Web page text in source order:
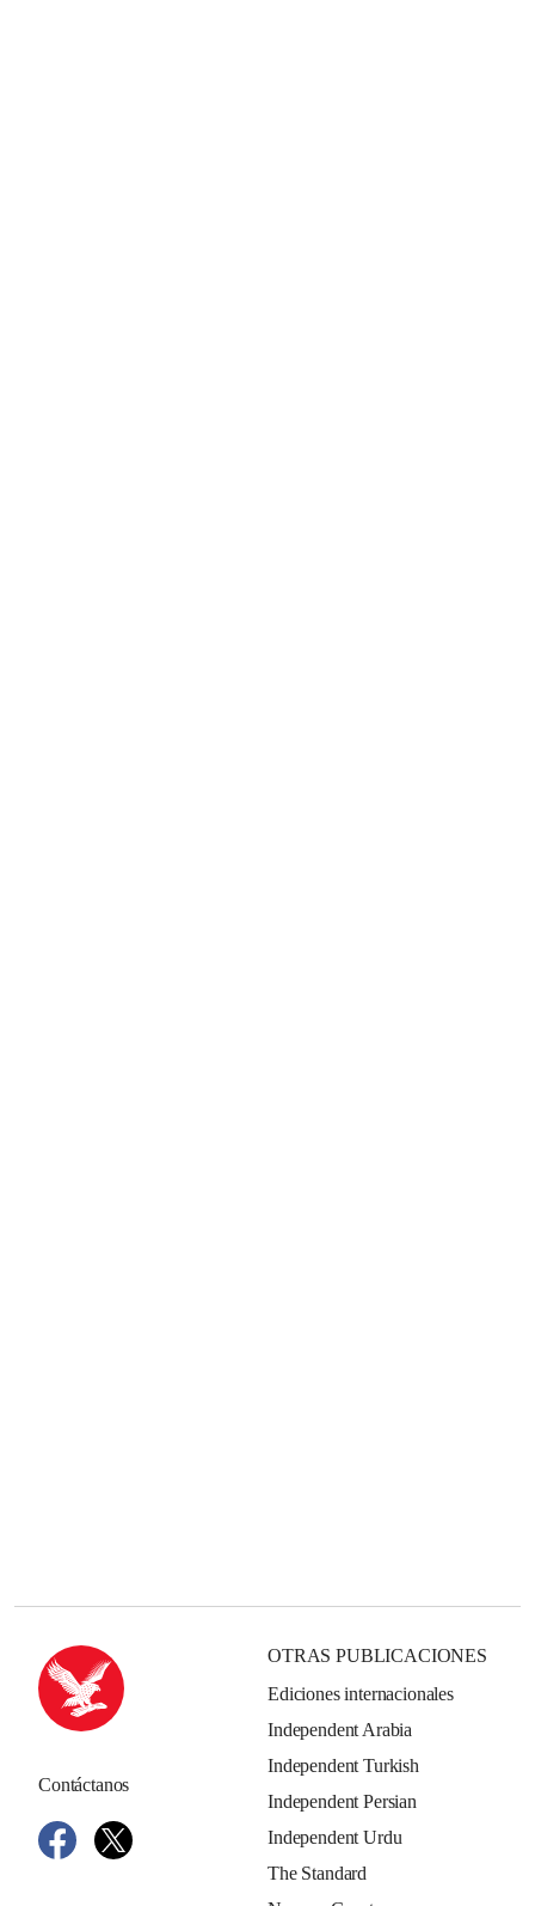
Contáctanos
OTRAS PUBLICACIONES
Ediciones internacionales
Independent Arabia
Independent Turkish
Independent Persian
Independent Urdu
The Standard